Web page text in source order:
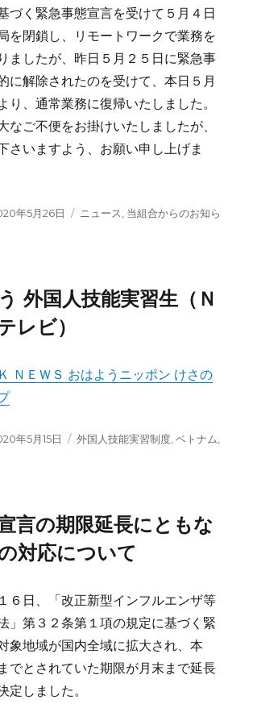
づく緊急事態宣言を受けて５月４日
を閉鎖し、リモートワークで業務を
ましたが、昨日５月２５日に緊急事
に解除されたのを受けて、本日５月
り、通常業務に復帰いたしました。
なご不便をお掛けいたしましたが、
さいますよう、お願い申し上げま
年5月26日
カ
ニュース 当組合からのお知ら
外国人技能実習生（Ｎ
レビ）
ＮＥＷＳ おはようニッポン けさの
年5月15日
カ
外国人技能実習制度,ベトナム,
言の期限延長にともな
対応について
６日、「改正新型インフルエンザ等
」第３２条第１項の規定に基づく緊
象地域が国内全域に拡大され、本
でとされていた期限が月末まで延長
定しました。